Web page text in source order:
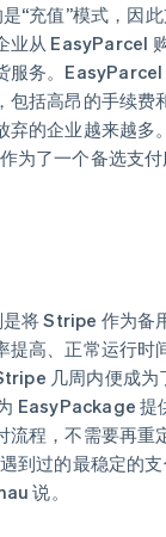
Sessions 2026
如何为 AI 构建
看
“充值”模式，因
业从 EasyParcel
服务。
包括高昂的手续费
弃的企业越来越
为了一个备选支付
将 Stripe 作为备
提高、正常运行时
几周内便成为
EasyPackage 提
流程，不需要再重
到过的最稳定的
说。